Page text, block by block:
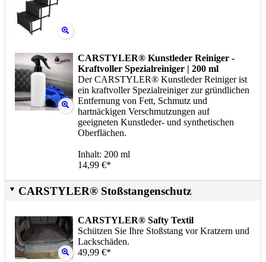
CARSTYLER® Kunstleder Reiniger -
Kraftvoller Spezialreiniger | 200 ml
Der CARSTYLER® Kunstleder Reiniger ist
ein kraftvoller Spezialreiniger zur gründlichen
Entfernung von Fett, Schmutz und
hartnäckigen Verschmutzungen auf
geeigneten Kunstleder- und synthetischen
Oberflächen.
Inhalt: 200 ml
14,99 €*
CARSTYLER® Stoßstangenschutz
CARSTYLER® Safty Textil
Schützen Sie Ihre Stoßstang vor Kratzern und
Lackschäden.
49,99 €*